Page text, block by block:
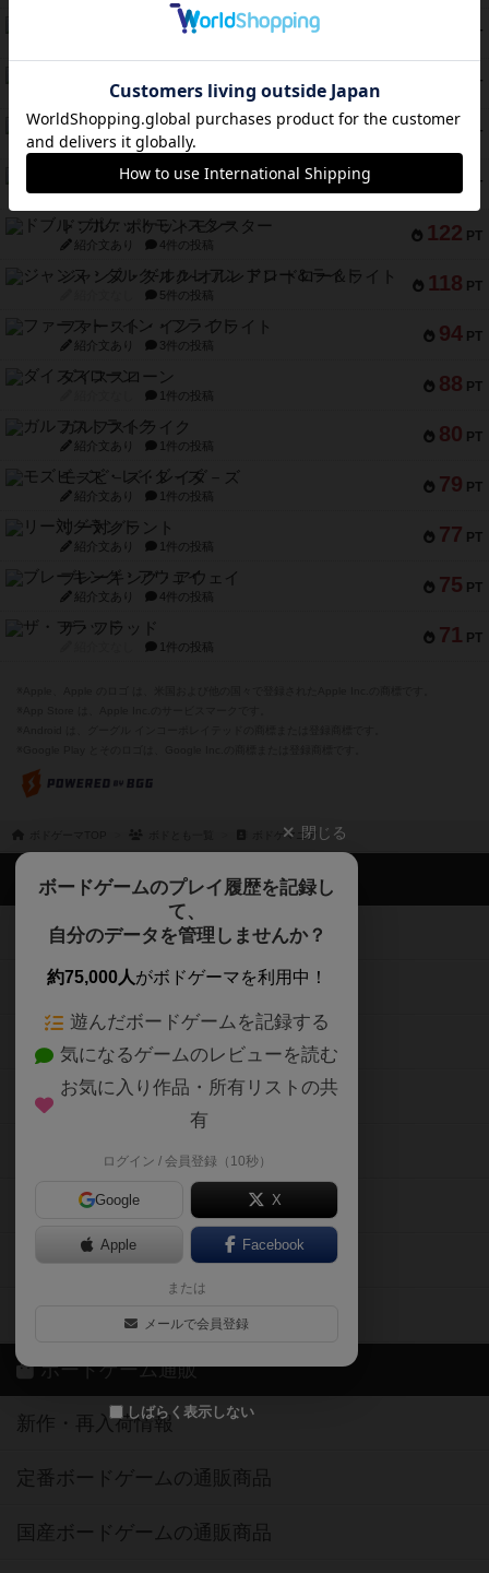
PT
バー！パーティー
PT
紹介文あり 1件の投稿
152 PT
クルティボ
紹介文なし 1件の投稿
PT
ブラヴェスト
紹介文なし 1件の投稿
122 PT
ドブル：ポケットモンスター
紹介文あり 4件の投稿
118 PT
ジャンヌ・ダルク-オルレアン ドロー＆ライト
5件の投稿
94 PT
ファースト・イン・フライト
紹介文あり 3件の投稿
88 PT
ダイススローン
1件の投稿
80 PT
ガルフストライク
紹介文あり 1件の投稿
79 PT
モズビ－ズ・レイダ－ズ
紹介文あり 1件の投稿
77 PT
リー対グラント
紹介文あり 1件の投稿
75 PT
ブレーキング・アウェイ
紹介文あり 4件の投稿
71 PT
ザ・フラッド
1件の投稿
ボドゲマニア閉じる
ボードゲームのプレイ履歴を記録し
て、
自分のデータを管理しませんか？
約75,000人がボドゲーマを利用中！
遊んだボードゲームを記録する
気になるゲームのレビューを読む
お気に入り作品・所有リストの共
有
ログイン / 会員登録（10秒）
Google X
Apple Facebook
または
メールで会員登録
しばらく表示しない
ボドゲーマTOP
ボードゲームを検索する
ボードゲームの新着レビュー
ボードゲーム会情報
メカニクス特集
掲示板・トピックス
ボドとも・会員一覧
ボードゲーム業界コラム
ボドゲーマご利用案内
ボードゲーム通販
新作・再入荷情報
定番ボードゲームの通販商品
国産ボードゲームの通販商品